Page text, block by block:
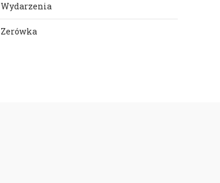
Wydarzenia
Zerówka